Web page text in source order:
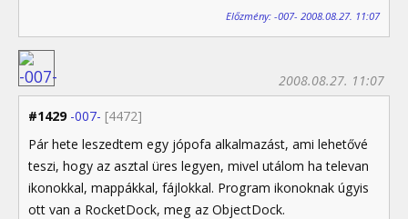
Előzmény: -007- 2008.08.27. 11:07
#1429 -007- [4472]
2008.08.27. 11:07
Pár hete leszedtem egy jópofa alkalmazást, ami lehetővé
teszi, hogy az asztal üres legyen, mivel utálom ha televan
ikonokkal, mappákkal, fájlokkal. Program ikonoknak úgyis
ott van a RocketDock, meg az ObjectDock.